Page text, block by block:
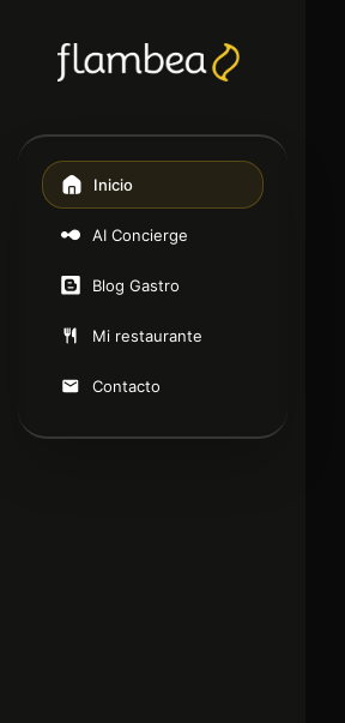
Inicio
AI Concierge
Blog Gastro
Mi restaurante
Contacto